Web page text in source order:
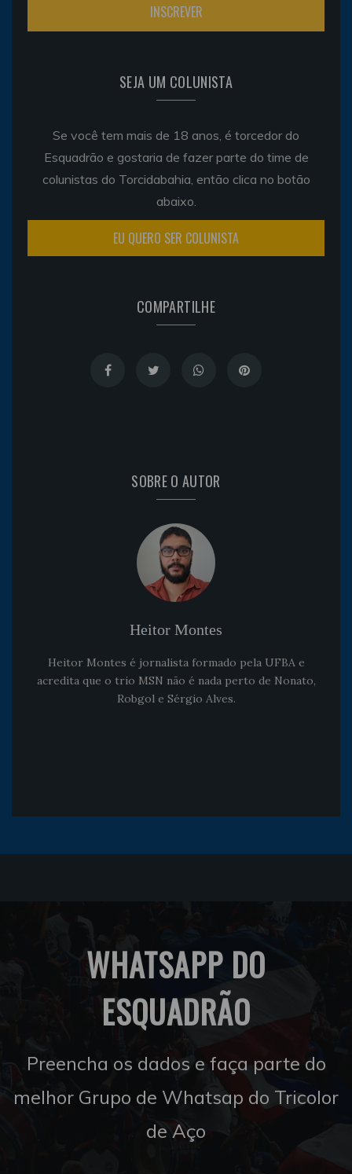
SEJA UM COLUNISTA
Se você tem mais de 18 anos, é torcedor do
Esquadrão e gostaria de fazer parte do time de
colunistas do Torcidabahia, então clica no botão
abaixo.
EU QUERO SER COLUNISTA
COMPARTILHE
SOBRE O AUTOR
Heitor Montes
Heitor Montes é jornalista formado pela UFBA e
acredita que o trio MSN não é nada perto de Nonato,
Robgol e Sérgio Alves.
WHATSAPP DO
ESQUADRÃO
Preencha os dados e faça parte do
melhor Grupo de Whatsap do Tricolor
de Aço